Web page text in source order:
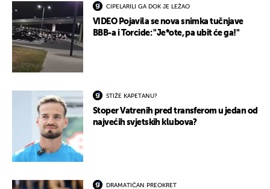
CIPELARILI GA DOK JE LEŽAO
VIDEO Pojavila se nova snimka tučnjave
BBB-a i Torcide: "Je*ote, pa ubit će ga!"
STIŽE KAPETANU?
Stoper Vatrenih pred transferom u jedan od
najvećih svjetskih klubova?
DRAMATIČAN PREOKRET